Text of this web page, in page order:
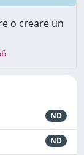
o creare un
ND
ND